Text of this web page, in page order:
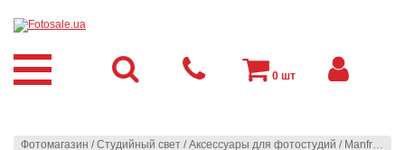
Фотомагазин /Студийный свет /Аксессуары для фотостудий / Manfrotto
0 шт